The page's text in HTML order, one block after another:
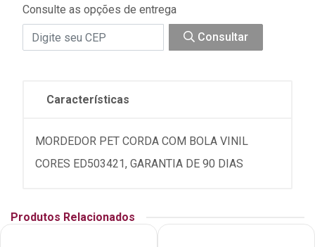
Consulte as opções de entrega
Consultar
Características
MORDEDOR PET CORDA COM BOLA VINIL
CORES ED503421, GARANTIA DE 90 DIAS
Produtos Relacionados